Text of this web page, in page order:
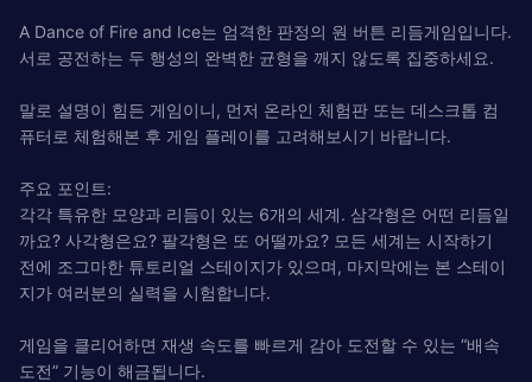
A Dance of Fire and Ice는 엄격한 판정의 원 버튼 리듬게임입니다.
서로 공전하는 두 행성의 완벽한 균형을 깨지 않도록 집중하세요.
말로 설명이 힘든 게임이니, 먼저 온라인 체험판 또는 데스크톱 컴
퓨터로 체험해본 후 게임 플레이를 고려해보시기 바랍니다.
주요 포인트:
각각 특유한 모양과 리듬이 있는 6개의 세계. 삼각형은 어떤 리듬일
까요? 사각형은요? 팔각형은 또 어떨까요? 모든 세계는 시작하기
전에 조그마한 튜토리얼 스테이지가 있으며, 마지막에는 본 스테이
지가 여러분의 실력을 시험합니다.
게임을 클리어하면 재생 속도를 빠르게 감아 도전할 수 있는 “배속
도전” 기능이 해금됩니다.